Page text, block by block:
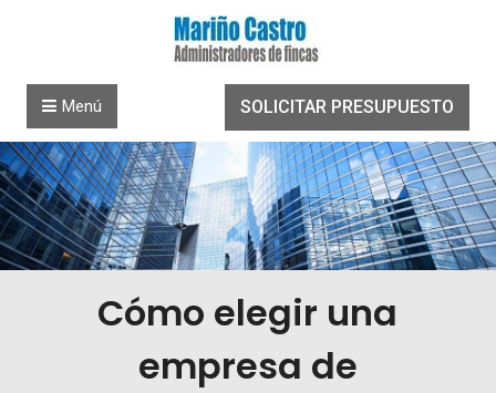
SOLICITAR PRESUPUESTO
Menú
Cómo elegir una
empresa de